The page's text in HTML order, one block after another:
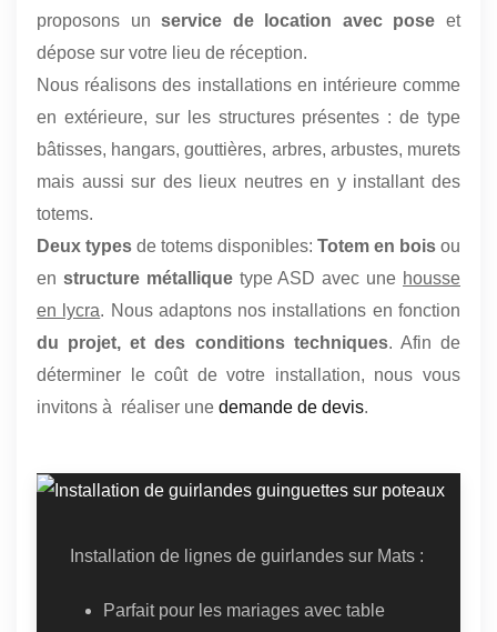
proposons unservice de location avec pose et
dépose sur votre lieu de réception.
Nous réalisons des installations en intérieure comme
en extérieure, sur les structures présentes : de type
bâtisses, hangars, gouttières, arbres, arbustes, murets
mais aussi sur des lieux neutres en y installant des
totems.
Deux types de totems disponibles: Totem en bois ou
en structure métalliquetype ASD avec une housse
en lycra. Nous adaptons nos installations en fonction
du projet, et des conditions techniques. Afin de
déterminer le coût de votre installation, nous vous
invitons à réaliser une demande de devis.
Installation de lignes de guirlandes sur Mats :
Parfait pour les mariages avec table